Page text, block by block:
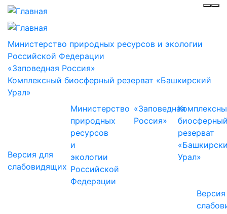
Министерство природных ресурсов и экологии
Российской Федерации
«Заповедная Россия»
Комплексный биосферный резерват «Башкирский
Урал»
Версия для
слабовидящих
Министерство
природных
ресурсов
и
экологии
Российской
Федерации
«Заповедная
Россия»
резерват
Урал»